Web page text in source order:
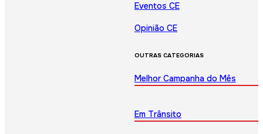
Eventos CE
Opinião CE
OUTRAS CATEGORIAS
Melhor Campanha do Mês
Em Trânsito